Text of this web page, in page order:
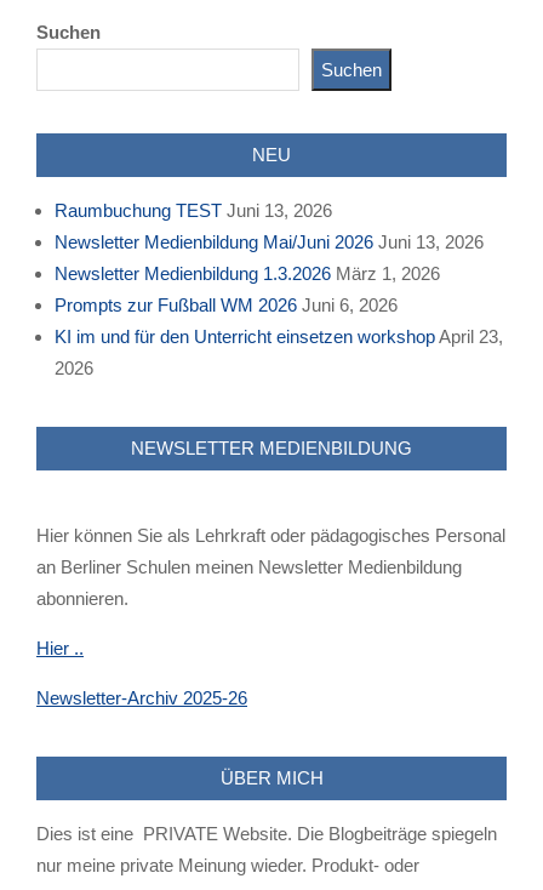
14
Suchen
Suchen
NEU
Raumbuchung TEST Juni 13, 2026
Newsletter Medienbildung Mai/Juni 2026 Juni 13, 2026
Newsletter Medienbildung 1.3.2026 März 1, 2026
Prompts zur Fußball WM 2026 Juni 6, 2026
KI im und für den Unterricht einsetzen workshopApril 23,
2026
NEWSLETTER MEDIENBILDUNG
Hier können Sie als Lehrkraft oder pädagogisches Personal
an Berliner Schulen meinen Newsletter Medienbildung
abonnieren.
Hier ..
Newsletter-Archiv 2025-26
ÜBER MICH
Dies ist eine PRIVATE Website. Die Blogbeiträge spiegeln
nur meine private Meinung wieder. Produkt- oder